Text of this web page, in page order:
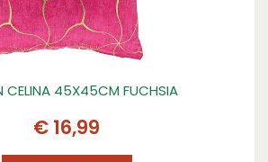
CELINA 45X45CM FUCHSIA
€ 16,99